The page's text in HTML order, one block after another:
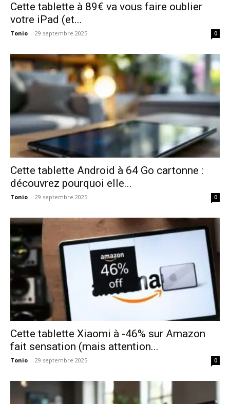
Cette tablette à 89€ va vous faire oublier
votre iPad (et...
Tonio - 29 septembre 2025 0
Cette tablette Android à 64 Go cartonne :
découvrez pourquoi elle...
Tonio - 29 septembre 2025 0
Cette tablette Xiaomi à -46% sur Amazon
fait sensation (mais attention...
Tonio - 29 septembre 2025 0